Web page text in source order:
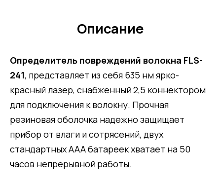
Описание
Определитель повреждений волокна FLS-
241, представляет из себя 635 нм ярко-
красный лазер, снабженный 2,5 коннектором
для подключения к волокну. Прочная
резиновая оболочка надежно защищает
прибор от влаги и сотрясений, двух
стандартных ААА батареек хватает на 50
часов непрерывной работы.